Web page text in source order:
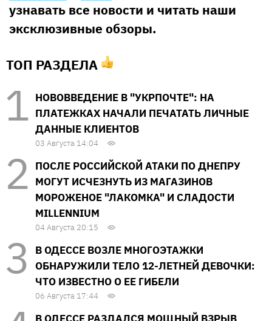
узнавать все новости и читать наши
эксклюзивные обзоры.
ТОП РАЗДЕЛА
НОВОВВЕДЕНИЕ В "УКРПОЧТЕ": НА
ПЛАТЕЖКАХ НАЧАЛИ ПЕЧАТАТЬ ЛИЧНЫЕ
ДАННЫЕ КЛИЕНТОВ
03 Августа 14:04
ПОСЛЕ РОССИЙСКОЙ АТАКИ ПО ДНЕПРУ
МОГУТ ИСЧЕЗНУТЬ ИЗ МАГАЗИНОВ
МОРОЖЕНОЕ "ЛАКОМКА" И СЛАДОСТИ
MILLENNIUM
04 Августа 20:15
В ОДЕССЕ ВОЗЛЕ МНОГОЭТАЖКИ
ОБНАРУЖИЛИ ТЕЛО 12-ЛЕТНЕЙ ДЕВОЧКИ:
ЧТО ИЗВЕСТНО О ЕЕ ГИБЕЛИ
06 Августа 17:44